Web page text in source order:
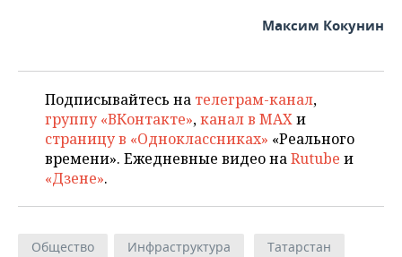
Максим Кокунин
Подписывайтесь на телеграм-канал,
группу «ВКонтакте»,канал в MAXи
страницу в «Одноклассниках» «Реального
времени». Ежедневные видео наRutube и
«Дзене».
Общество Инфраструктура
Татарстан